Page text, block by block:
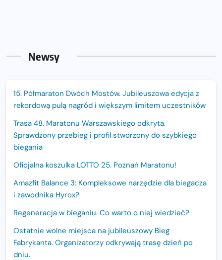
Newsy
15. Półmaraton Dwóch Mostów. Jubileuszowa edycja z
rekordową pulą nagród i większym limitem uczestników
Trasa 48. Maratonu Warszawskiego odkryta.
Sprawdzony przebieg i profil stworzony do szybkiego
biegania
Oficjalna koszulka LOTTO 25. Poznań Maratonu!
Amazfit Balance 3: Kompleksowe narzędzie dla biegacza
i zawodnika Hyrox?
Regeneracja w bieganiu. Co warto o niej wiedzieć?
Ostatnie wolne miejsca na jubileuszowy Bieg
Fabrykanta. Organizatorzy odkrywają trasę dzień po
dniu.